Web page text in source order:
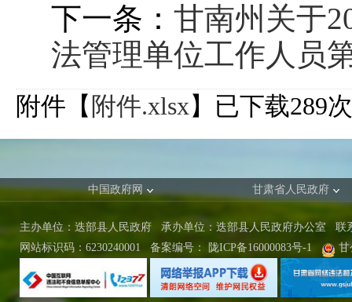
下一条： 甘南州关于
法管理单位工作人员
附件【 附件.xlsx】已下载289次
中国政府网 甘肃省人民政府
主办单位：迭部县人民政府 承办单位：迭部县人民政府办公室 联
网站标识码：6230240001
备案编号： 陇ICP备16000083号-1 甘